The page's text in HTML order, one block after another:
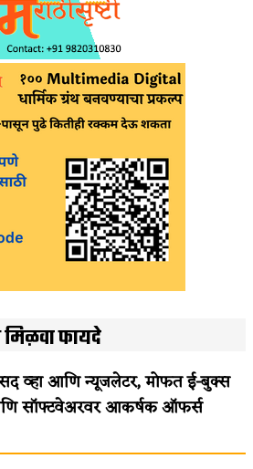
फायदे
व्हा आणि न्यूजलेटर, मोफत ई-बुक्स
सॉफ्टवेअरवर आकर्षक ऑफर्स